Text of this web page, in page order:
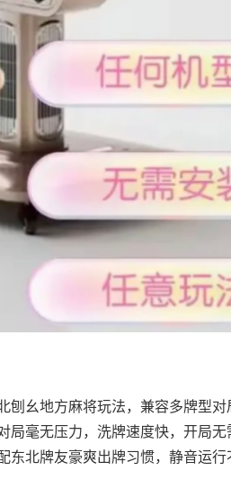
刨幺地方麻将玩法，兼容多牌型
局毫无压力，洗牌速度快，开局
东北牌友豪爽出牌习惯，静音运